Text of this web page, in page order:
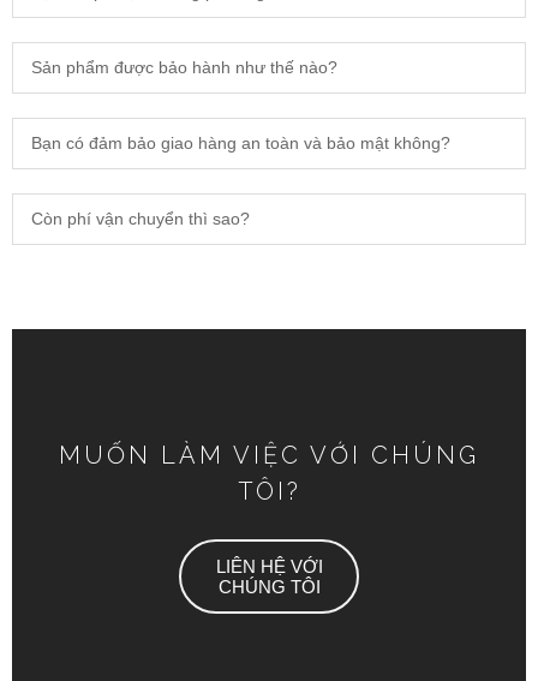
Sản phẩm được bảo hành như thế nào?
Bạn có đảm bảo giao hàng an toàn và bảo mật không?
Còn phí vận chuyển thì sao?
MUỐN LÀM VIỆC VỚI CHÚNG
TÔI?
LIÊN HỆ VỚI
CHÚNG TÔI